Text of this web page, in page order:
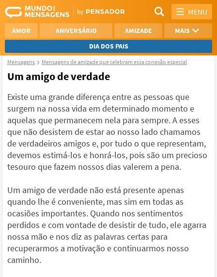
MENU
AMOR ANIVERSÁRIO AMIZADE
MAIS
DIA DOS PAIS
REFLEXÃO
NAMORO
VER TODAS
Mensagens Mensagens de amizade que celebram essa conexão especial
Um amigo de verdade
Existe uma grande diferença entre as pessoas que
surgem na nossa vida em determinado momento e
aquelas que permanecem nela para sempre. A esses
que não desistem de estar ao nosso lado chamamos
de verdadeiros amigos e, por tudo o que representam,
devemos estimá-los e honrá-los, pois são um precioso
tesouro que fazem nossos dias valerem a pena.
Um amigo de verdade não está presente apenas
quando lhe é conveniente, mas sim em todas as
ocasiões importantes. Quando nos sentimentos
perdidos e com vontade de desistir de tudo, ele agarra
nossa mão e nos diz as palavras certas para
recuperarmos a motivação e continuarmos nosso
caminho.